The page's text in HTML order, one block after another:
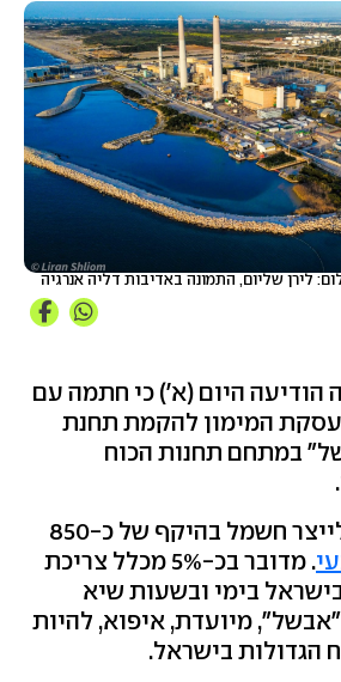
לירן שליום, התמונה באדיבות דליה אנרגיה
הודיעה היום (א') כי חתמה עם
המימון להקמת תחנת
במתחם תחנות הכוח
התחנה מתוכננת לייצר חשמל בהיקף של כ-850
. מדובר בכ-5% מכלל צריכת
בימי ובשעות שיא
מיועדת, איפוא, להיות
הגדולות בישראל.